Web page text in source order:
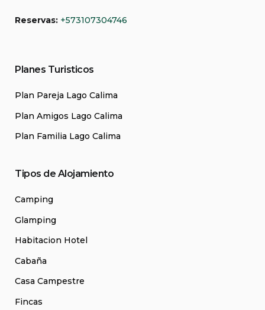
Reservas: +573107304746
Planes Turisticos
Plan Pareja Lago Calima
Plan Amigos Lago Calima
Plan Familia Lago Calima
Tipos de Alojamiento
Camping
Glamping
Habitacion Hotel
Cabaña
Casa Campestre
Fincas